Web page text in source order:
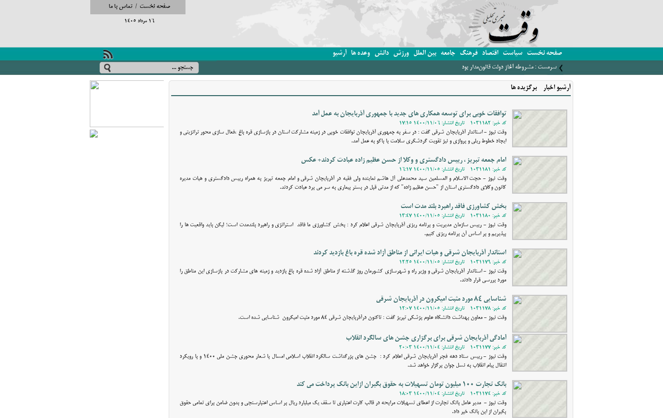
صفحه نخست / تماس با ما
16 مرداد 1405
صفحه نخست سیاست اقتصاد فرهنگ جامعه بین الملل ورزش دانش وعده ها آرشیو
سرمست : مشروطه آغاز دولت قانون‌مدار بود
آرشیو اخبار - برگزیده ها
توافقات خوبی برای توسعه همکاری های جدید با جمهوری آذربایجان به عمل آمد
کد خبر: 1031182 - تاریخ انتشار: 1400/11/06 17:15
وقت نیوز - استاندار آذربایجان شرقی گفت : در سفر به جمهوری آذربایجان توافقات خوبی در زمینه مشارکت استان در بازسازی قره باغ ،‌فعال سازی محور ترانزیتی و
ایجاد خطوط ریلی و پروازی و نیز تقویت گردشگری سلامت با باکو به عمل آمد.
امام جمعه تبریز ، رییس دادگستری و وکلا از حسن عظیم زاده عبادت کردند+ عکس
کد خبر: 1031181 - تاریخ انتشار: 1400/11/05 16:17
وقت نیوز - حجت الاسلام و المسلمین سید محمدعلی آل هاشم نماینده ولی فقیه در آذربایجان شرقی و امام جمعه تبریز به همراه رییس دادگستری و هیات مدیره
کانون وکلای دادگستری استان از "حسن عظیم زاده" که از مدتی قبل در بستر بیماری به سر می برد عیادت کردند.
بخش کشاورزی فاقد راهبرد بلند مدت است
کد خبر: 1031180 - تاریخ انتشار: 1400/11/05 13:47
وقت نیوز - رییس سازمان مدیریت و برنامه‌ ریزی آذربایجان‌ شرقی اعلام کرد : بخش کشاورزی ما فاقد استراتژی و راهبرد بلندمدت است؛ لیکن باید واقعیت ها را
بپذیریم و بر اساس آن برنامه‌ ریزی کنیم.
استاندار آذربایجان شرقی و هیات ایرانی از مناطق آزاد شده قره باغ بازدید کردند
کد خبر: 1031179 - تاریخ انتشار: 1400/11/05 12:25
وقت نیوز - استاندار آذربایجان شرقی و وزیر راه و شهرسازی کشورمان روز گذشته از مناطق آزاد شده قره باغ بازدید و زمینه های مشارکت در بازسازی این مناطق را
مورد بررسی قرار دادند.
شناسایی 84 مورد مثبت امیکرون در آذربایجان شرقی
کد خبر: 1031178 - تاریخ انتشار: 1400/11/05 12:07
وقت نیوز - معاون بهداشت دانشگاه علوم پزشکی تبریز گفت : تاکنون درآذربایجان شرقی 84 مورد مثبت امیکرون شناسایی شده است.
آمادگی آذربایجان شرقی برای برگزاری جشن های سالگرد انقلاب
کد خبر: 1031177 - تاریخ انتشار: 1400/11/04 20:03
وقت نیوز - رییس ستاد دهه فجر آذربایجان شرقی اعلام کرد : جشن های بزرگداشت سالگرد انقلاب اسلامی امسال با شعار محوری جشن ملی 1400 و با رویکرد
انتقال پیام انقلاب به نسل جوان برگزار خواهد شد.
بانک تجارت 100 میلیون تومان تسهیلات به حقوق بگیران ازاین بانک پرداخت می کند
کد خبر: 1031174 - تاریخ انتشار: 1400/11/04 18:03
وقت نیوز - مدیر عامل بانک تجارت از اعطای تسهیلات مرابحه در قالب کارت اعتباری تا سقف یک میلیارد ریال بر اساس اعتبارسنجی و بدون ضامن برای تمامی حقوق
بگیران از این بانک خبر داد.